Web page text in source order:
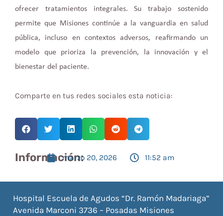
ofrecer tratamientos integrales. Su trabajo sostenido
permite que Misiones continúe a la vanguardia en salud
pública, incluso en contextos adversos, reafirmando un
modelo que prioriza la prevención, la innovación y el
bienestar del paciente.
Comparte en tus redes sociales esta noticia:
Información:marzo 20, 2026 11:52 am
Hospital Escuela de Agudos “Dr. Ramón Madariaga”
Avenida Marconi 3736 – Posadas Misiones